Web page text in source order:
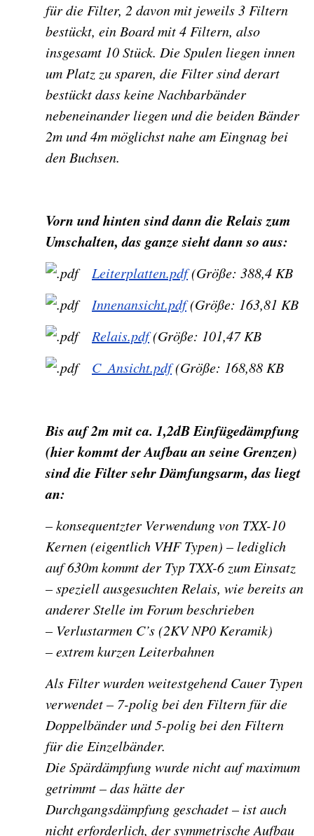
für die Filter, 2 davon mit jeweils 3 Filtern
bestückt, ein Board mit 4 Filtern, also
insgesamt 10 Stück. Die Spulen liegen innen
um Platz zu sparen, die Filter sind derart
bestückt dass keine Nachbarbänder
nebeneinander liegen und die beiden Bänder
2m und 4m möglichst nahe am Eingnag bei
den Buchsen.
Vorn und hinten sind dann die Relais zum
Umschalten, das ganze sieht dann so aus:
Leiterplatten.pdf(Größe: 388,4 KB
Innenansicht.pdf(Größe: 163,81 KB
Relais.pdf(Größe: 101,47 KB
C_Ansicht.pdf(Größe: 168,88 KB
Bis auf 2m mit ca. 1,2dB Einfügedämpfung
(hier kommt der Aufbau an seine Grenzen)
sind die Filter sehr Dämfungsarm, das liegt
an:
– konsequentzter Verwendung von TXX-10
Kernen (eigentlich VHF Typen) – lediglich
auf 630m kommt der Typ TXX-6 zum Einsatz
– speziell ausgesuchten Relais, wie bereits an
anderer Stelle im Forum beschrieben
– Verlustarmen C’s (2KV NP0 Keramik)
– extrem kurzen Leiterbahnen
Als Filter wurden weitestgehend Cauer Typen
verwendet – 7-polig bei den Filtern für die
Doppelbänder und 5-polig bei den Filtern
für die Einzelbänder.
Die Spärdämpfung wurde nicht auf maximum
getrimmt – das hätte der
Durchgangsdämpfung geschadet – ist auch
nicht erforderlich, der symmetrische Aufbau